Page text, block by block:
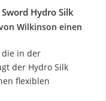
Hydro Silk
Wilkinson einen
die in der
der Hydro Silk
flexiblen